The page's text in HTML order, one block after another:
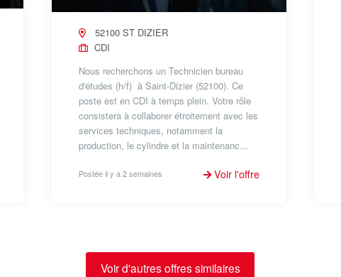
52100 ST DIZIER
CDI
Nous recherchons un Technicien bureau
d'études (h/f) à Saint-Dizier (52100). Ce
poste est en CDI à temps plein. Votre rôle
consistera à collaborer étroitement avec les
services techniques, notamment la
production, le cylindre et la maintenanc...
Postée il y a 2 semaines Voir l'offre
Voir d'autres offres similaires